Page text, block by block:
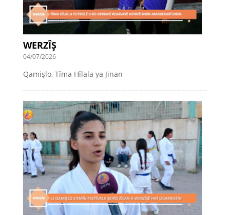
WERZÎŞ
04/07/2026
Qamişlo, Tîma Hîlala ya Jinan